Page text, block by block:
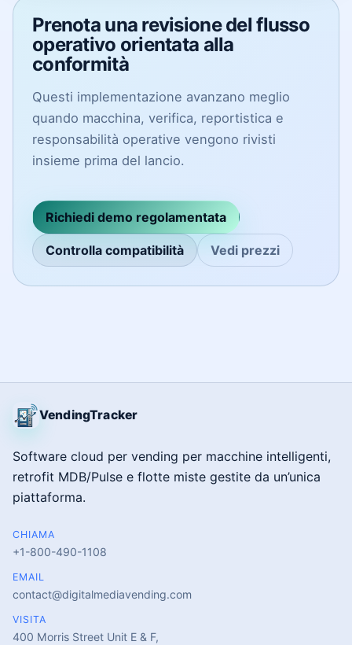
Prenota una revisione del flusso
operativo orientata alla
conformità
Questi implementazione avanzano meglio
quando macchina, verifica, reportistica e
responsabilità operative vengono rivisti
insieme prima del lancio.
Richiedi demo regolamentata
Controlla compatibilità Vedi prezzi
VendingTracker
Software cloud per vending per macchine intelligenti,
retrofit MDB/Pulse e flotte miste gestite da un’unica
piattaforma.
CHIAMA
+1-800-490-1108
EMAIL
contact@digitalmediavending.com
VISITA
400 Morris Street Unit E & F,